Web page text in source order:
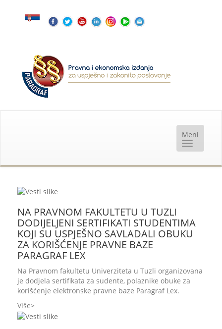
NA PRAVNOM FAKULTETU U TUZLI
DODIJELJENI SERTIFIKATI STUDENTIMA
KOJI SU USPJEŠNO SAVLADALI OBUKU
ZA KORIŠĆENJE PRAVNE BAZE
PARAGRAF LEX
Na Pravnom fakultetu Univerziteta u Tuzli organizovana
je dodjela sertifikata za sudente, polaznike obuke za
korišćenje elektronske pravne baze Paragraf Lex.
Više